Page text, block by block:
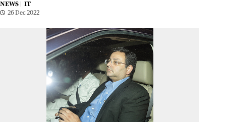
NEWS |
IT
26 Dec 2022